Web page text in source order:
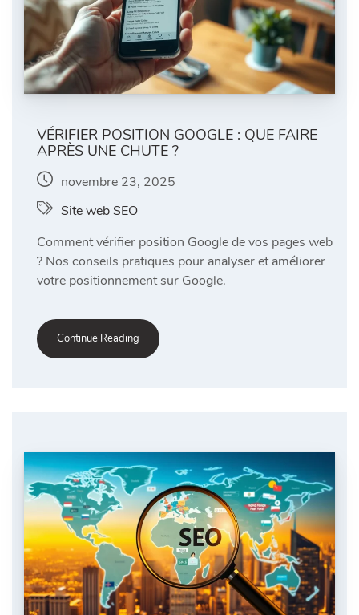
VÉRIFIER POSITION GOOGLE : QUE FAIRE
APRÈS UNE CHUTE ?
novembre 23, 2025
Site web SEO
Comment vérifier position Google de vos pages web
? Nos conseils pratiques pour analyser et améliorer
votre positionnement sur Google.
Continue Reading